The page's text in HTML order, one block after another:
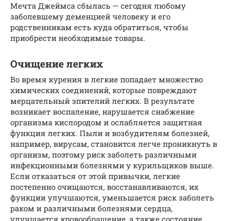
Мечта Джеймса сбылась — сегодня любому
заболевшему деменцией человеку и его
родственникам есть куда обратиться, чтобы
приобрести необходимые товары.
Очищение легких
Во время курения в легкие попадает множество
химических соединений, которые повреждают
мерцательный эпителий легких. В результате
возникает воспаление, нарушается снабжение
организма кислородом и ослабляется защитная
функция легких. Пыли и возбудителям болезней,
например, вирусам, становится легче проникнуть в
организм, поэтому риск заболеть различными
инфекционными болезнями у курильщиков выше.
Если отказаться от этой привычки, легкие
постепенно очищаются, восстанавливаются, их
функции улучшаются, уменьшается риск заболеть
раком и различными болезнями сердца,
улучшается кровообращение, а также состояние